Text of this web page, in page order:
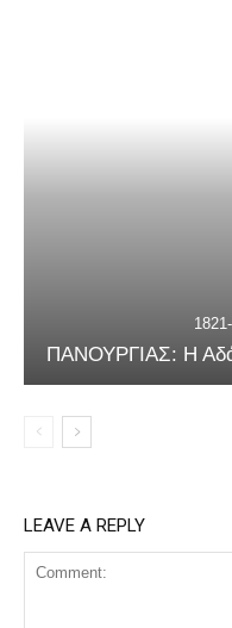
ΠΑΝΟΥΡΓΙΑΣ: Η
LEAVE A REPLY